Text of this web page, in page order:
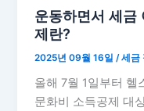
운동하면서 세금
제란?
2025년 09월 16일 /세금
올해 7월 1일부터 헬
문화비 소득공제 대
하
면
서
세
금